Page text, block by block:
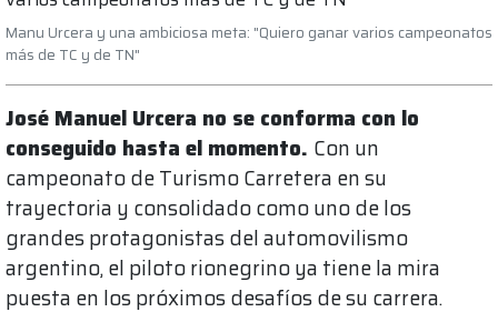
Manu Urcera y una ambiciosa meta: "Quiero ganar varios campeonatos
más de TC y de TN"
José Manuel Urcera no se conforma con lo
conseguido hasta el momento. Con un
campeonato de Turismo Carretera en su
trayectoria y consolidado como uno de los
grandes protagonistas del automovilismo
argentino, el piloto rionegrino ya tiene la mira
puesta en los próximos desafíos de su carrera.